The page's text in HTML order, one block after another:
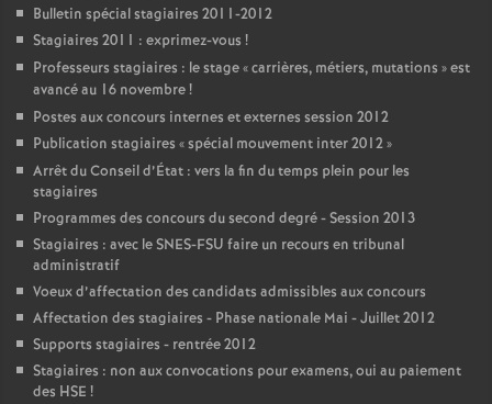
Bulletin spécial stagiaires 2011-2012
Stagiaires 2011 : exprimez-vous !
Professeurs stagiaires : le stage «carrières, métiers, mutations » est
avancé au 16 novembre!
Postes aux concours internes et externes session 2012
Publication stagiaires «spécial mouvement inter 2012»
Arrêt du Conseil d’État : vers la fin du temps plein pour les
stagiaires
Programmes des concours du second degré - Session 2013
Stagiaires : avec le SNES-FSU faire un recours en tribunal
administratif
Voeux d’affectation des candidats admissibles aux concours
Affectation des stagiaires - Phase nationale Mai - Juillet 2012
Supports stagiaires - rentrée 2012
Stagiaires : non aux convocations pour examens, oui au paiement
des HSE !